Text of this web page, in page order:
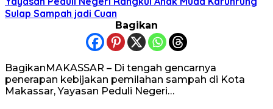
Sulap Sampah jadi Cuan
Bagikan
BagikanMAKASSAR – Di tengah gencarnya
penerapan kebijakan pemilahan sampah di Kota
Makassar, Yayasan Peduli Negeri…